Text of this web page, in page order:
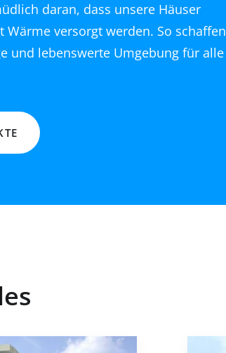
daran, dass unsere Häuser
versorgt werden. So schaffen
und lebenswerte Umgebung für alle